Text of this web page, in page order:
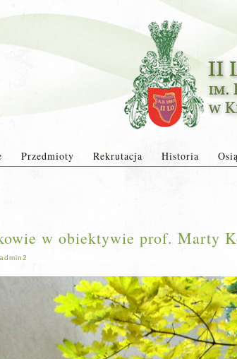
Przedmioty Rekrutacja Historia
w obiektywie prof. Marty
admin2